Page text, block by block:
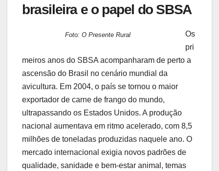
brasileira e o papel do SBSA
Foto: O Presente Rural
Os
pri
meiros anos do SBSA acompanharam de perto a
ascensão do Brasil no cenário mundial da
avicultura. Em 2004, o país se tornou o maior
exportador de carne de frango do mundo,
ultrapassando os Estados Unidos. A produção
nacional aumentava em ritmo acelerado, com 8,5
milhões de toneladas produzidas naquele ano. O
mercado internacional exigia novos padrões de
qualidade, sanidade e bem-estar animal, temas